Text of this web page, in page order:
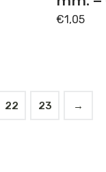
€1,05
22 23 →